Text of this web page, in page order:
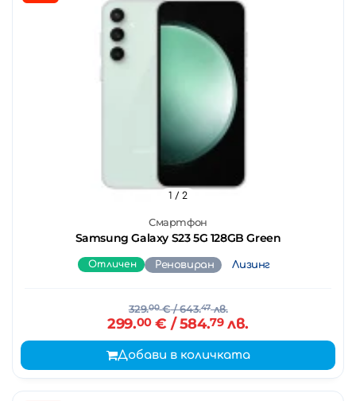
Смартфон
Samsung Galaxy S23 5G 128GB Green
1 / 2
Отличен Реновиран Лизинг
329.00€/ 643.47лв.
299.00€ / 584.79лв.
Добави в количката